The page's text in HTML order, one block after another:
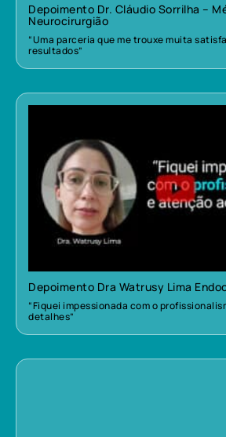
Depoimento Dr. Cláudio Sorrilha –
Neurocirurgião
“Uma parceria que me trouxe muita
resultados”
Depoimento Dra Watrusy Lima
“Fiquei impessionada com o
detalhes”